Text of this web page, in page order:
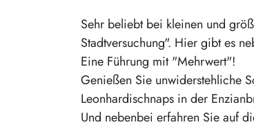
Sehr beliebt bei kleinen und
Stadtversuchung". Hier gibt es
Eine Führung mit "Mehrwert"!
Genießen Sie unwiderstehliche
Leonhardischnaps in der
Und nebenbei erfahren Sie auf